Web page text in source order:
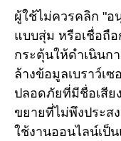
ผู้ใช้ไม่ควรคลิก "อ
แบบสุ่ม หรือเชื่อถือ
กระตุ้นให้ดำเนินก
ล้างข้อมูลเบราว์เ
ปลอดภัยที่มีชื่อเสีย
ขยายที่ไม่พึงประส
ใช้งานออนไลน์เป็